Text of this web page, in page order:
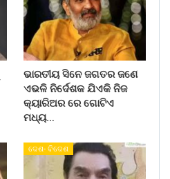
ଭାରତୀୟ ସିନେ ଜଗତର ଜଣେ
ଏଭଳି ନିର୍ଦେଶକ ଯିଏକି ନିଜ
କ୍ୟାରିଅର ରେ ଗୋଟିଏ
ମଧ୍ୟ…
ଦେଶ- ବିଦେଶ